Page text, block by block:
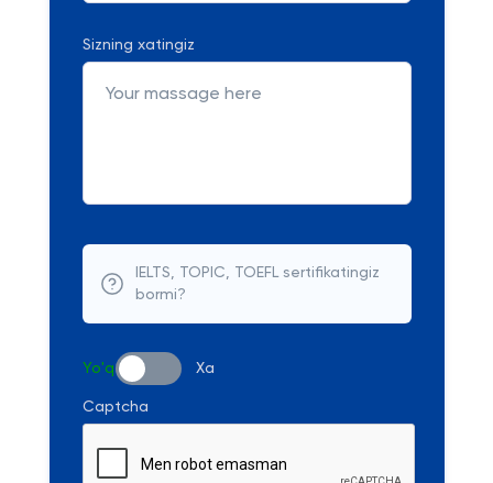
Sizning xatingiz
IELTS, TOPIC, TOEFL sertifikatingiz
bormi?
Yo'q Xa
Captcha